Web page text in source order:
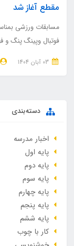
مقطع آغاز شد
مسابقات ورزشی
فوتبال وپینگ پنگ و
دسته‌بندی
اخبار مدرسه
پایه اول
پایه دوم
پایه سوم
پایه چهارم
پایه پنجم
پایه ششم
کار با چوب